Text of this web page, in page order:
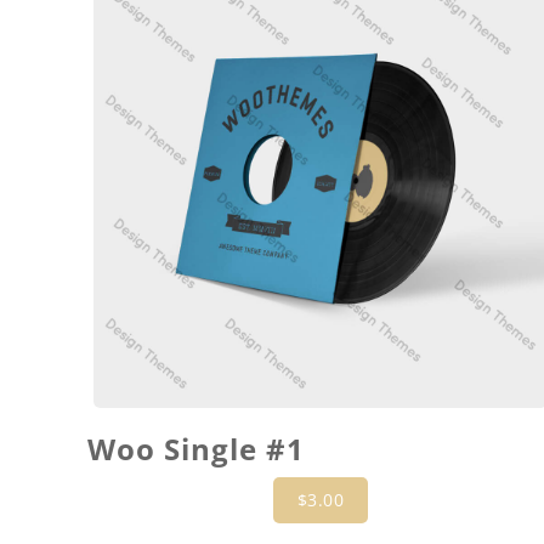
Woo Single #1
$3.00